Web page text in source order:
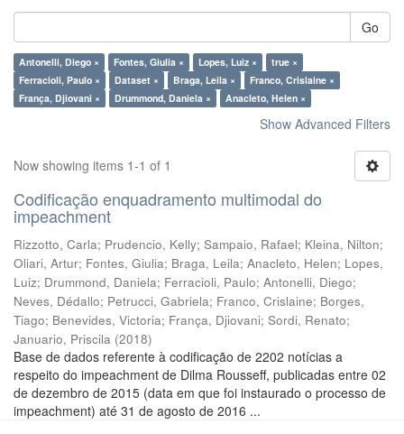
Go
Antonelli, Diego × Fontes, Giulia × Lopes, Luiz ×
true ×
Ferracioli, Paulo ×
Dataset × Braga, Leila ×
Franco, Crislaine ×
França, Djiovani ×
Drummond, Daniela × Anacleto, Helen ×
Show Advanced Filters
Now showing items 1-1 of 1
Codificação enquadramento multimodal do
impeachment
Rizzotto, Carla; Prudencio, Kelly; Sampaio, Rafael; Kleina, Nilton;
Oliari, Artur; Fontes, Giulia; Braga, Leila; Anacleto, Helen; Lopes,
Luiz; Drummond, Daniela; Ferracioli, Paulo; Antonelli, Diego;
Neves, Dédallo; Petrucci, Gabriela; Franco, Crislaine; Borges,
Tiago; Benevides, Victoria; França, Djiovani; Sordi, Renato;
Januario, Priscila (2018)
Base de dados referente à codificação de 2202 notícias a
respeito do impeachment de Dilma Rousseff, publicadas entre 02
de dezembro de 2015 (data em que foi instaurado o processo de
impeachment) até 31 de agosto de 2016 ...